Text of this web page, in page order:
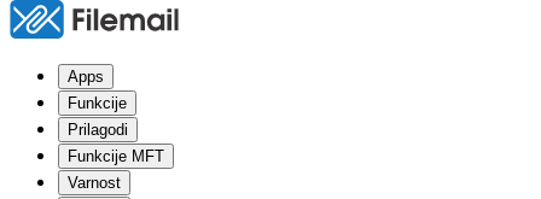
Apps
Funkcije
Prilagodi
Funkcije MFT
Varnost